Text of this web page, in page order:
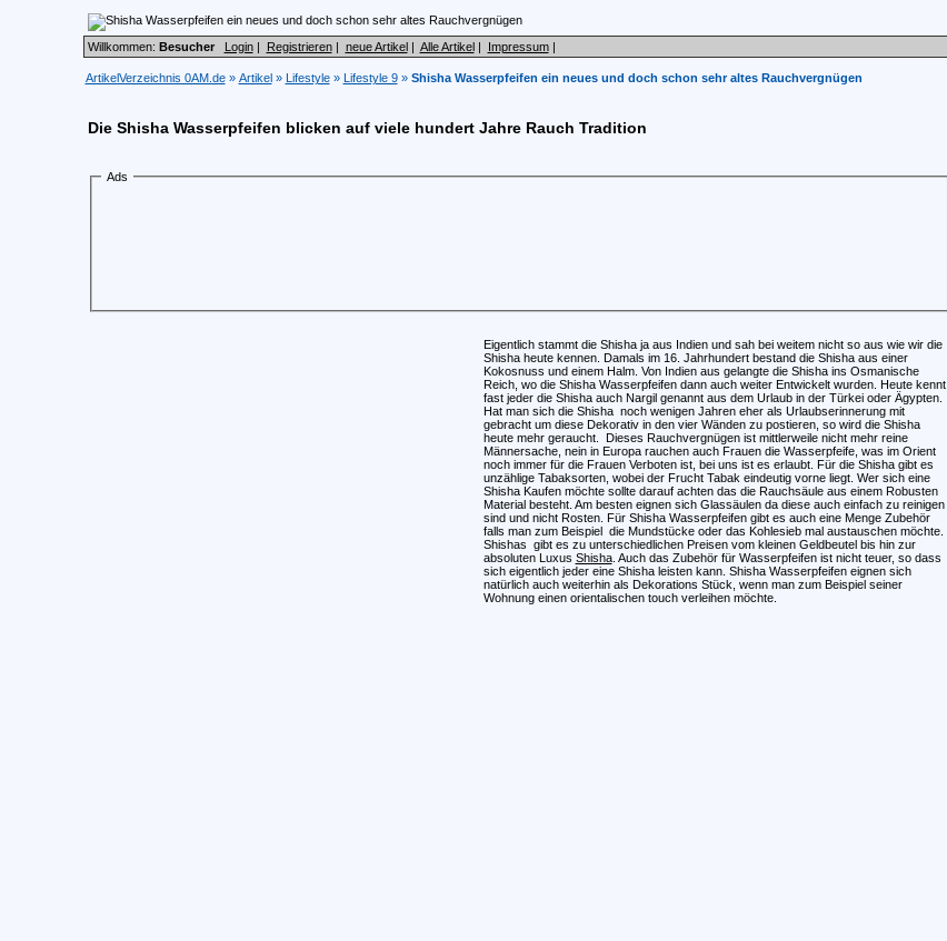
Willkommen: Besucher Login| Registrieren| neue Artikel| Alle Artikel| Impressum|
ArtikelVerzeichnis 0AM.de» Artikel» Lifestyle» Lifestyle 9» Shisha Wasserpfeifen ein neues und doch schon sehr altes Rauchvergnügen
Die Shisha Wasserpfeifen blicken auf viele hundert Jahre Rauch Tradition
Ads
Eigentlich stammt die Shisha ja aus Indien und sah bei weitem nicht so aus wie wir die
Shisha heute kennen. Damals im 16. Jahrhundert bestand die Shisha aus einer
Kokosnuss und einem Halm. Von Indien aus gelangte die Shisha ins Osmanische
Reich, wo die Shisha Wasserpfeifen dann auch weiter Entwickelt wurden. Heute kennt
fast jeder die Shisha auch Nargil genannt aus dem Urlaub in der Türkei oder Ägypten.
Hat man sich die Shisha noch wenigen Jahren eher als Urlaubserinnerung mit
gebracht um diese Dekorativ in den vier Wänden zu postieren, so wird die Shisha
heute mehr geraucht.
Dieses Rauchvergnügen ist mittlerweile nicht mehr reine
Männersache, nein in Europa rauchen auch Frauen die Wasserpfeife, was im Orient
noch immer für die Frauen Verboten ist, bei uns ist es erlaubt. Für die Shisha gibt es
unzählige Tabaksorten, wobei der Frucht Tabak eindeutig vorne liegt. Wer sich eine
Shisha Kaufen möchte sollte darauf achten das die Rauchsäule aus einem Robusten
Material besteht. Am besten eignen sich Glassäulen da diese auch einfach zu reinigen
sind und nicht Rosten. Für Shisha Wasserpfeifen gibt es auch eine Menge Zubehör
falls man zum Beispiel die Mundstücke oder das Kohlesieb mal austauschen möchte.
Shishas gibt es zu unterschiedlichen Preisen vom kleinen Geldbeutel bis hin zur
absoluten Luxus Shisha. Auch das Zubehör für Wasserpfeifen ist nicht teuer, so dass
sich eigentlich jeder eine Shisha leisten kann. Shisha Wasserpfeifen eignen sich
natürlich auch weiterhin als Dekorations Stück, wenn man zum Beispiel seiner
Wohnung einen orientalischen touch verleihen möchte.